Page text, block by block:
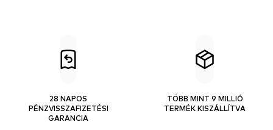
28 NAPOS
PÉNZVISSZAFIZETÉSI
GARANCIA
TÖBB MINT 9 MILLIÓ
TERMÉK KISZÁLLÍTVA